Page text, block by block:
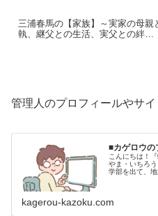
三浦春馬の【家族】～実家の母親
執、継父との生活、実父との絆…
管理人のプロフィールやサイ
■カゲロウの
こんにちは！
やま・いちろ
学部を出て、
kagerou-kazoku.com